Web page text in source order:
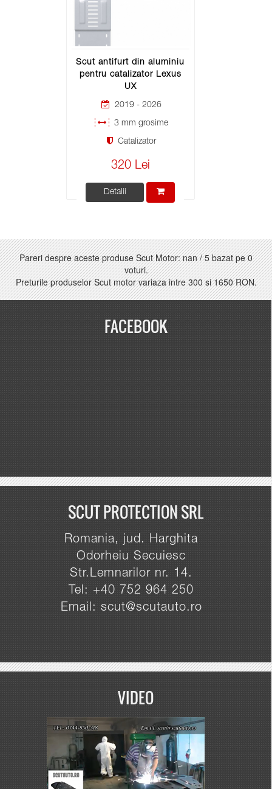
Scut antifurt din aluminiu
pentru catalizator Lexus
UX
2019 - 2026
3 mm grosime
Catalizator
320 Lei
Detalii
Pareri despre aceste produse Scut Motor: nan/5bazat pe0
voturi.
Preturile produselor Scut motor variaza intre300si1650 RON.
FACEBOOK
SCUT PROTECTION SRL
Romania, jud. Harghita
Odorheiu Secuiesc
Str.Lemnarilor nr. 14.
Tel: +40 752 964 250
Email: scut@scutauto.ro
VIDEO